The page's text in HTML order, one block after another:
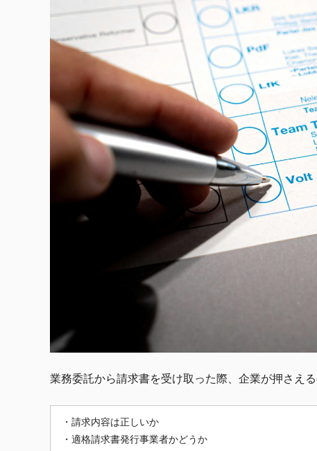
業務委託から請求書を受け取った際、企業が押さえ
・請求内容は正しいか
・適格請求書発行事業者かどうか